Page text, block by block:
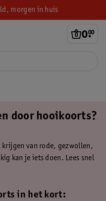
morgen in huis
0.
00
door hooikoorts?
krijgen van rode, gezwollen,
kan je iets doen. Lees snel
in het kort: